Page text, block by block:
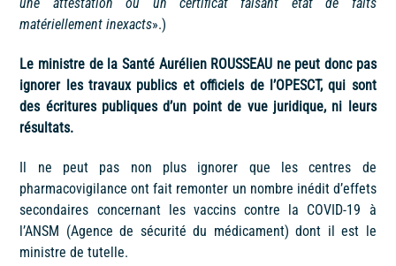
une attestation ou un certificat faisant état de faits
matériellement inexacts».)
Le ministre de la Santé Aurélien ROUSSEAU ne peut donc pas
ignorer les travaux publics et officiels de l’OPESCT, qui sont
des écritures publiques d’un point de vue juridique, ni leurs
résultats.
Il ne peut pas non plus ignorer que les centres de
pharmacovigilance ont fait remonter un nombre inédit d’effets
secondaires concernant les vaccins contre la COVID-19 à
l’ANSM (Agence de sécurité du médicament) dont il est le
ministre de tutelle.